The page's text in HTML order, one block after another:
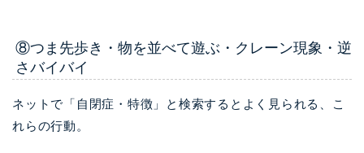
⑧つま先歩き・物を並べて遊ぶ・クレーン現象・逆
さバイバイ
ネットで「自閉症・特徴」と検索するとよく見られる、こ
れらの行動。